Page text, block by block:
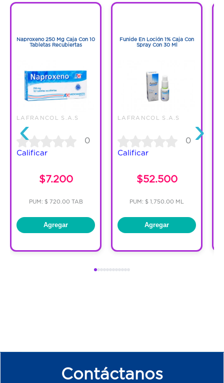
‹
Naproxeno 250 Mg Caja Con 10
Tabletas Recubiertas
LAFRANCOL S.A.S
0
Calificar
$7.200
PUM: $ 720.00 TAB
Agregar
Funide En Loción 1% Caja Con
Spray Con 30 Ml
LAFRANCOL S.A.S
0
Calificar
$52.500
PUM: $ 1,750.00 ML
Agregar
›
Contáctanos